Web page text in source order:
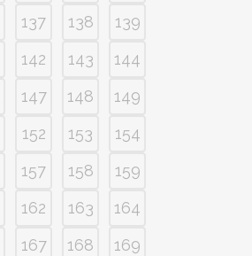
137 138
139
142 143
144
147 148
149
152 153
154
157 158
159
162 163
164
167 168
169